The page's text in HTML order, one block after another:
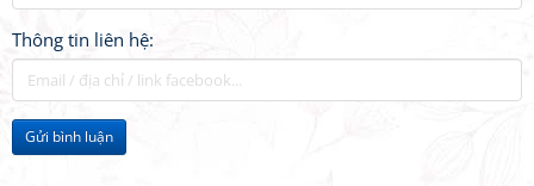
Thông tin liên hệ:
Gửi bình luận